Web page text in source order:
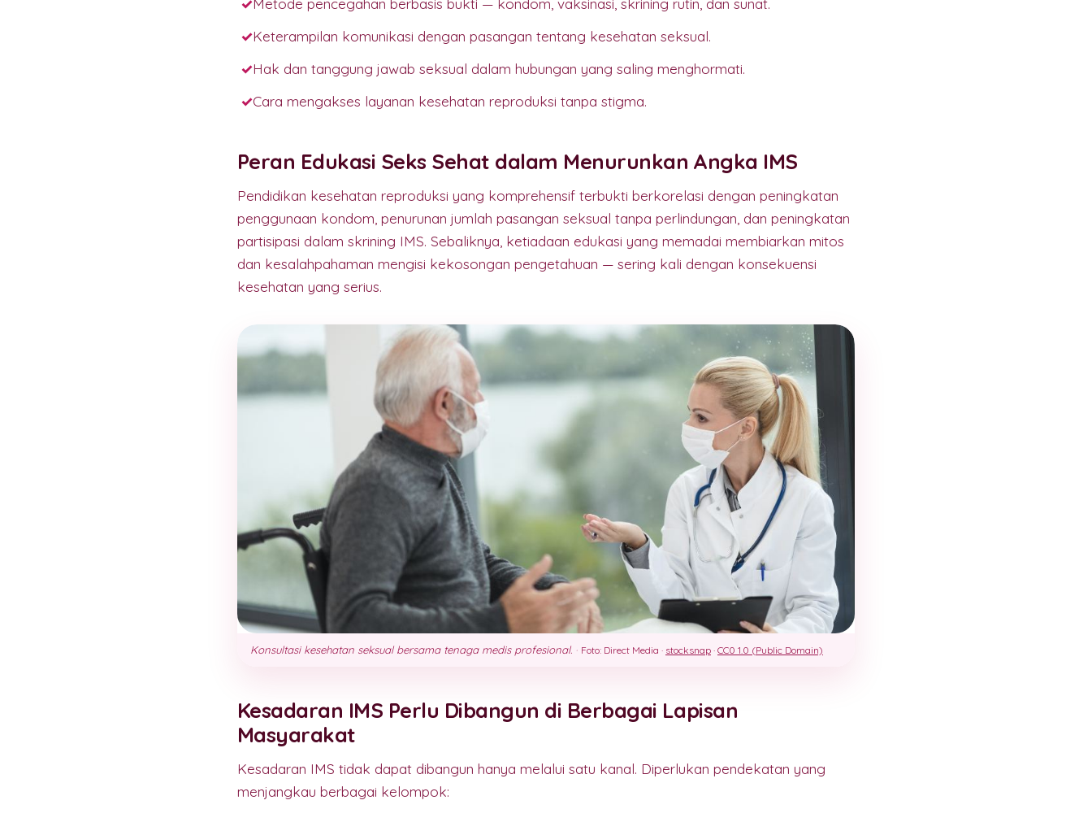
Keterampilan komunikasi dengan pasangan tentang kesehatan seksual.
Hak dan tanggung jawab seksual dalam hubungan yang saling menghormati.
Cara mengakses layanan kesehatan reproduksi tanpa stigma.
Peran Edukasi Seks Sehat dalam Menurunkan Angka IMS
Pendidikan kesehatan reproduksi yang komprehensif terbukti berkorelasi dengan peningkatan
penggunaan kondom, penurunan jumlah pasangan seksual tanpa perlindungan, dan peningkatan
partisipasi dalam skrining IMS. Sebaliknya, ketiadaan edukasi yang memadai membiarkan mitos
dan kesalahpahaman mengisi kekosongan pengetahuan — sering kali dengan konsekuensi
kesehatan yang serius.
Konsultasi kesehatan seksual bersama tenaga medis profesional. · Foto: Direct Media · stocksnap · CC0 1.0 (Public Domain)
Kesadaran IMS Perlu Dibangun di Berbagai Lapisan
Masyarakat
Kesadaran IMS tidak dapat dibangun hanya melalui satu kanal. Diperlukan pendekatan yang
menjangkau berbagai kelompok: